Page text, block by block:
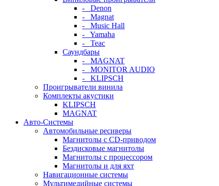
- Denon
- Magnat
- Music Hall
- Yamaha
- Teac
Саундбары
- MAGNAT
- MONITOR AUDIO
- KLIPSCH
Проигрыватели винила
Комплекты акустики
KLIPSCH
MAGNAT
Авто-Системы
Автомобильные ресиверы
Магнитолы с CD-приводом
Бездисковые магнитолы
Магнитолы с процессором
Магнитолы и для яхт
Навигационные системы
Мультимедийные системы